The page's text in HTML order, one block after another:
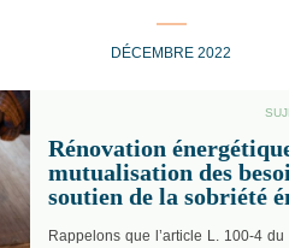
DÉCEMBRE 2022
Rénovation
mutualisation des
soutien de la sobriété
Rappelons que l’article L. 100-4